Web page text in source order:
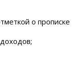
о прописке